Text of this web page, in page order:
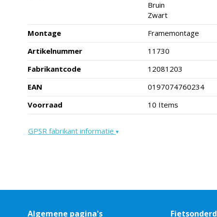
Bruin
Zwart
Montage
Framemontage
Artikelnummer
11730
Fabrikantcode
12081203
EAN
0197074760234
Voorraad
10 Items
GPSR fabrikant informatie ▾
Algemene pagina's